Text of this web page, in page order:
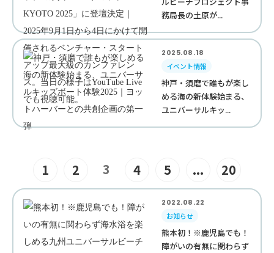
務局長の土原が...
2025.08.18
イベント情報
神戸・須磨で誰もが楽し
める海の新体験始まる、
ユニバーサルキッ...
1 2 3 4 5 ... 20
2022.08.22
お知らせ
熊本初！※鹿児島でも！
障がいの有無に関わらず